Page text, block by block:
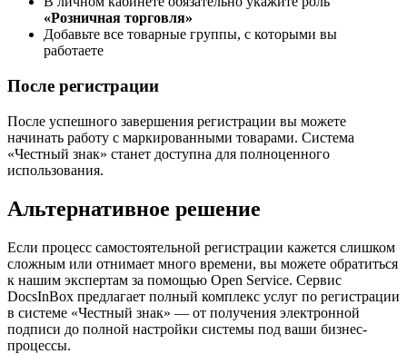
«Розничная торговля»
Добавьте все товарные группы, с которыми вы
работаете
После регистрации
После успешного завершения регистрации вы можете
начинать работу с маркированными товарами. Система
«Честный знак» станет доступна для полноценного
использования.
Альтернативное решение
Если процесс самостоятельной регистрации кажется слишком
сложным или отнимает много времени, вы можете обратиться
к нашим экспертам за помощью Open Service. Сервис
DocsInBox предлагает полный комплекс услуг по регистрации
в системе «Честный знак» — от получения электронной
подписи до полной настройки системы под ваши бизнес-
процессы.